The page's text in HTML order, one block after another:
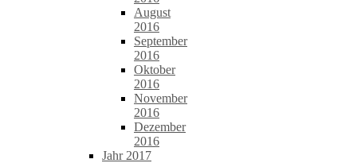
August
2016
September
2016
Oktober
2016
November
2016
Dezember
2016
Jahr 2017